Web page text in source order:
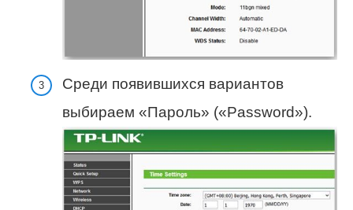
Среди появившихся вариантов
выбираем «Пароль» («Password»).